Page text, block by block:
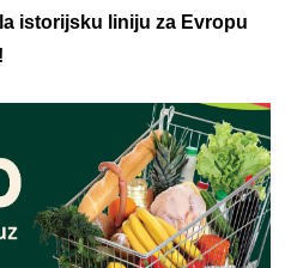
istorijsku liniju za Evropu